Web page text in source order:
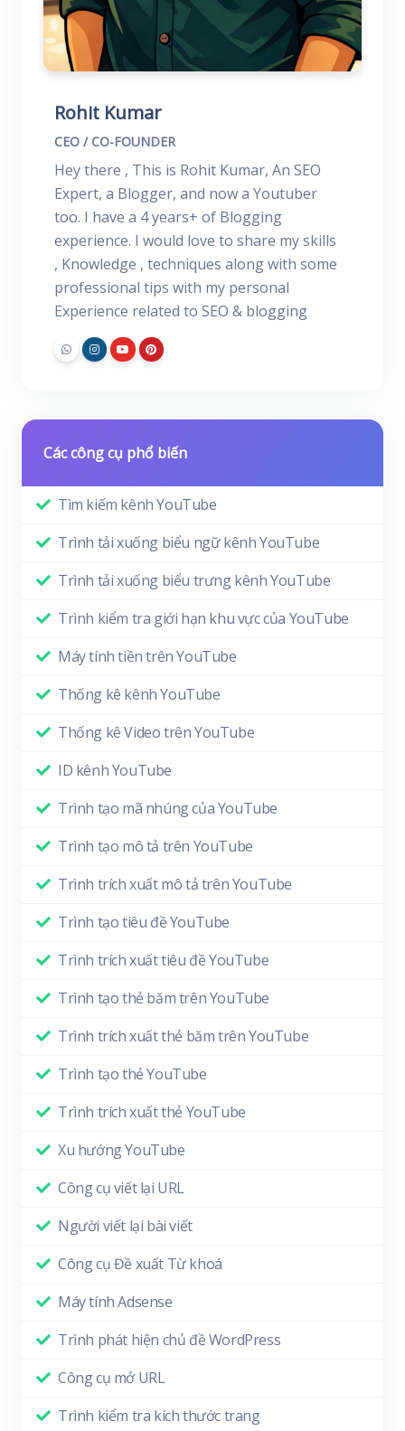
Rohit Kumar
CEO / CO-FOUNDER
Hey there , This is Rohit Kumar, An SEO
Expert, a Blogger, and now a Youtuber
too. I have a 4 years+ of Blogging
experience. I would love to share my skills
, Knowledge , techniques along with some
professional tips with my personal
Experience related to SEO & blogging
Các công cụ phổ biến
Tìm kiếm kênh YouTube
Trình tải xuống biểu ngữ kênh YouTube
Trình tải xuống biểu trưng kênh YouTube
Trình kiểm tra giới hạn khu vực của YouTube
Máy tính tiền trên YouTube
Thống kê kênh YouTube
Thống kê Video trên YouTube
ID kênh YouTube
Trình tạo mã nhúng của YouTube
Trình tạo mô tả trên YouTube
Trình trích xuất mô tả trên YouTube
Trình tạo tiêu đề YouTube
Trình trích xuất tiêu đề YouTube
Trình tạo thẻ băm trên YouTube
Trình trích xuất thẻ băm trên YouTube
Trình tạo thẻ YouTube
Trình trích xuất thẻ YouTube
Xu hướng YouTube
Công cụ viết lại URL
Người viết lại bài viết
Công cụ Đề xuất Từ khoá
Máy tính Adsense
Trình phát hiện chủ đề WordPress
Công cụ mở URL
Trình kiểm tra kích thước trang